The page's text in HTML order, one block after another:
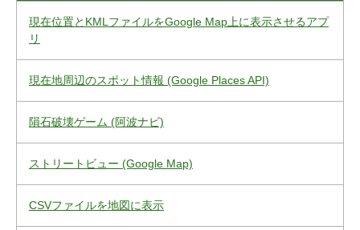
現在位置とKMLファイルをGoogle Map上に表示させるアプ
リ
現在地周辺のスポット情報 (Google Places API)
隕石破壊ゲーム (阿波ナビ)
ストリートビュー (Google Map)
CSVファイルを地図に表示